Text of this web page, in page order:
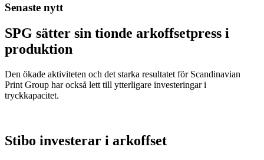
Senaste nytt
SPG sätter sin tionde arkoffsetpress i
produktion
Den ökade aktiviteten och det starka resultatet för Scandinavian
Print Group har också lett till ytterligare investeringar i
tryckkapacitet.
Stibo investerar i arkoffset